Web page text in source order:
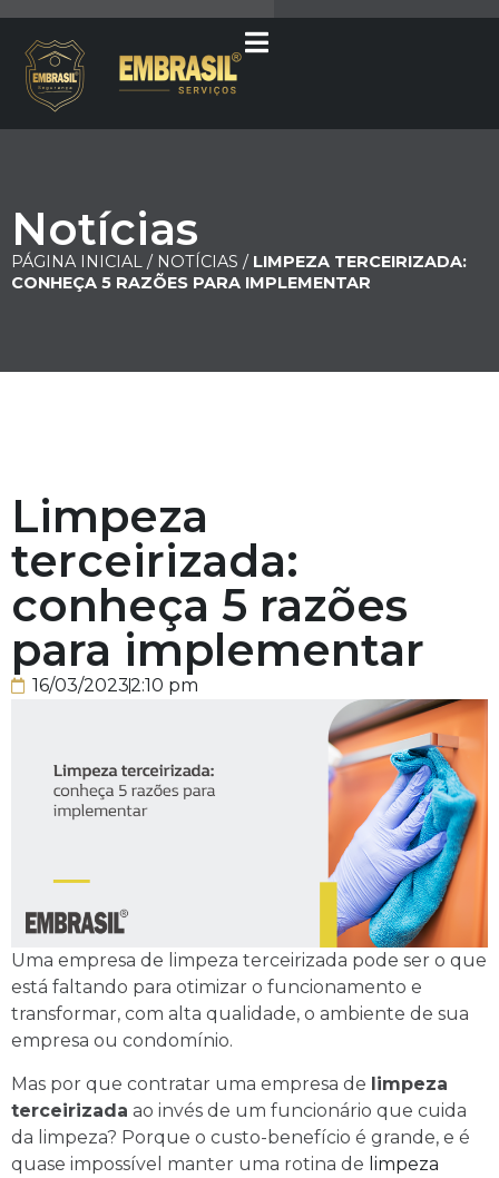
Notícias
PÁGINA INICIAL / NOTÍCIAS / LIMPEZA TERCEIRIZADA:
CONHEÇA 5 RAZÕES PARA IMPLEMENTAR
Limpeza
terceirizada:
conheça 5 razões
para implementar
16/03/20232:10 pm
Uma empresa de limpeza terceirizada pode ser o que
está faltando para otimizar o funcionamento e
transformar, com alta qualidade, o ambiente de sua
empresa ou condomínio.
Mas por que contratar uma empresa de limpeza
terceirizada ao invés de um funcionário que cuida
da limpeza? Porque o custo-benefício é grande, e é
quase impossível manter uma rotina de limpeza